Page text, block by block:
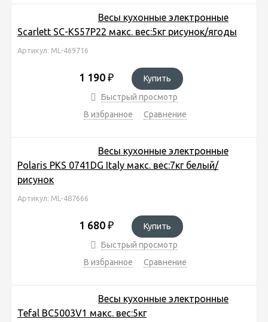
Весы кухонные электронные
Scarlett SC-KS57P22 макс. вес:5кг рисунок/ягоды
Артикул: ML-469716
1 190 ₽
Купить
Быстрый просмотр
В избранное
Сравнение
Весы кухонные электронные
Polaris PKS 0741DG Italy макс. вес:7кг белый/
рисунок
Артикул: ML-487666
1 680 ₽
Купить
Быстрый просмотр
В избранное
Сравнение
Весы кухонные электронные
Tefal BC5003V1 макс. вес:5кг